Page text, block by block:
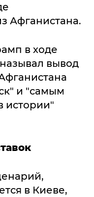
Афганистана.
в ходе
вывод
и "самым
истории"
в Киеве,